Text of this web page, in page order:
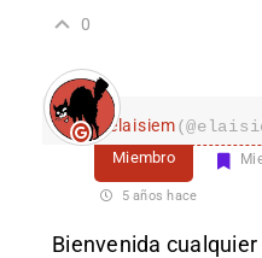
0
elaisiem
Miembro
5 años hace
Bienvenida